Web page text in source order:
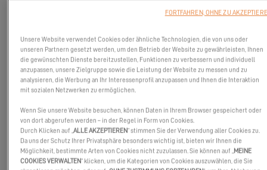
Besuchen Sie uns auf der Bootsmesse in Bandol vom 05. bis 08.
Oktober 2023!
Unsere Website verwendet Cookies oder ähnliche Technologien, die von uns oder
unseren Partnern gesetzt werden, um den Betrieb der Website zu gewährleisten, Ihnen
die gewünschten Dienste bereitzustellen, Funktionen zu verbessern und individuell
anzupassen, unsere Zielgruppe sowie die Leistung der Website zu messen und zu
analysieren, die Werbung an Ihr Interessenprofil anzupassen und Ihnen die Interaktion
mit sozialen Netzwerken zu ermöglichen.
Wenn Sie unsere Website besuchen, können Daten in Ihrem Browser gespeichert oder
von dort abgerufen werden – in der Regel in Form von Cookies.
Durch Klicken auf „ALLE AKZEPTIEREN“ stimmen Sie der Verwendung aller Cookies zu.
Da uns der Schutz Ihrer Privatsphäre besonders wichtig ist, bieten wir Ihnen die
Möglichkeit, bestimmte Arten von Cookies nicht zuzulassen. Sie können auf „MEINE
COOKIES VERWALTEN“ klicken, um die Kategorien von Cookies auszuwählen, die Sie
FORTFAHREN, OHNE ZU